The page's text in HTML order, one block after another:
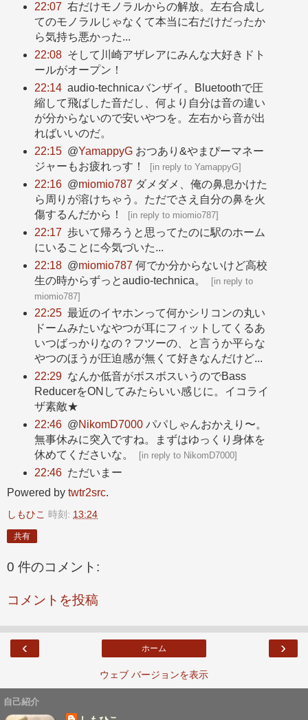
22:07 右だけモノラルからの解放。左右合成し
てのモノラルじゃなくて本当に右だけだったか
ら気持ち悪かった...
22:08 そして川崎アザレアにみんな大好きドト
ールがオープン！
22:14 audio-technicaバンザイ。Bluetoothで圧
縮して飛ばした音だし、何より自分は音の違い
が分からないので安いやつを。左右から音が出
ればいいのだ。
22:15 @YamappyGおつあり&やまぴーマネー
ジャーもお疲れっす！
[in reply to YamappyG]
22:16 @miomio787 ダメダメ、俺の鼻息かけた
ら周りが溶けちゃう。ただでさえ自分の鼻を火
傷するんだから！
[in reply to miomio787]
22:17 歩いて帰ろうと思ってたのに駅のホーム
にいることに今気づいた...
22:18 @miomio787 何でか分からないけど高校
生の時からずっとaudio-technica。
[in reply to
miomio787]
22:25 最近のイヤホンって何かシリコンの丸い
ドームみたいなやつが耳にフィットしてくるあ
いつばっかりなの？フツーの、と言うか平らな
やつのほうが圧迫感が無くて好きなんだけど...
22:29 なんか低音がボスボスいうのでBass
ReducerをONしてみたらいい感じに。イコライ
ザ素敵★
22:46 @NikomD7000パパしゃんおかえり〜。
無事休みに突入ですね。まずはゆっくり身体を
休めてくださいな。
[in reply to NikomD7000]
22:46 ただいまー
Powered by twtr2src.
しもひこ 時刻: 13:24
共有
0 件のコメント:
コメントを投稿
‹ ›
ホーム
ウェブ バージョンを表示
自己紹介